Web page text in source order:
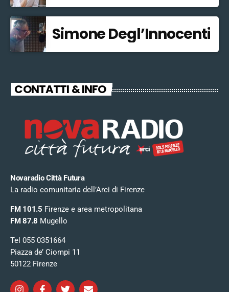
Simone Degl’Innocenti
CONTATTI & INFO
Novaradio Città Futura
La radio comunitaria dell’Arci di Firenze
FM 101.5 Firenze e area metropolitana
FM 87.8 Mugello
Tel 055 0351664
Piazza de’ Ciompi 11
50122 Firenze